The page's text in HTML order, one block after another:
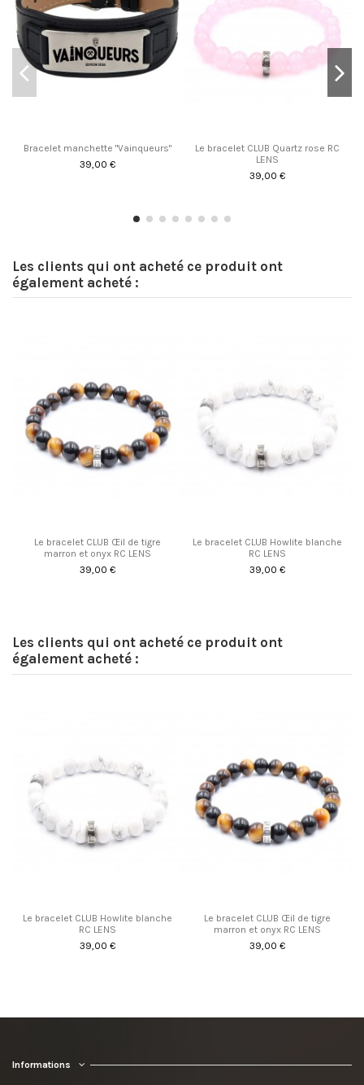
Bracelet manchette "Vainqueurs"
39,00 €
Le bracelet CLUB Quartz rose RC
LENS
39,00 €
Les clients qui ont acheté ce produit ont
également acheté :
Le bracelet CLUB Œil de tigre
marron et onyx RC LENS
39,00 €
Le bracelet CLUB Howlite blanche
RC LENS
39,00 €
Les clients qui ont acheté ce produit ont
également acheté :
Le bracelet CLUB Howlite blanche
RC LENS
39,00 €
Le bracelet CLUB Œil de tigre
marron et onyx RC LENS
39,00 €
Informations